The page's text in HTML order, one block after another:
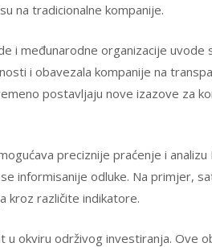
na tradicionalne kompanije.
i međunarodne organizacije
i obavezala kompanije na
postavljaju nove izazove za
preciznije praćenje i
informisanije odluke. Na primjer,
kroz različite indikatore.
okviru održivog investiranja. Ove